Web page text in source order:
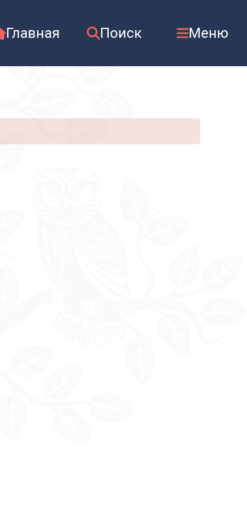
Главная Поиск Меню